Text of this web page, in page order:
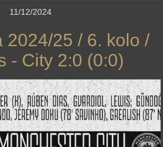
11/12/2024
2024/25 / 6. kolo /
- City 2:0 (0:0)